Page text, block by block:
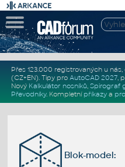
Přes 123.000 registrovaných u nás,
(CZ+EN). Tipy pro AutoCAD 2027,
Nový Kalkulátor nosníků, Spirograf
Převodníky. Kompletní příkazya
Blok-model: